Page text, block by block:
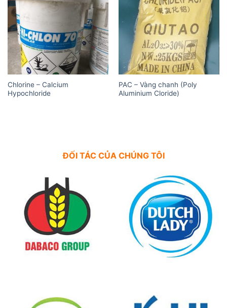
Add to
wishlist
Chlorine – Calcium
Hypochloride
Add to
wishlist
PAC – Vàng chanh (Poly
Aluminium Cloride)
ĐỐI TÁC CỦA CHÚNG TÔI